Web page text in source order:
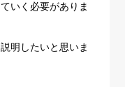
いく必要がありま
明したいと思いま